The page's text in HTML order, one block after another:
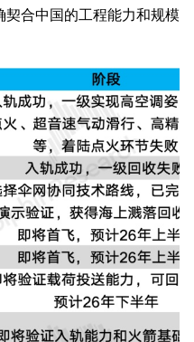
合中国的工程能力和规模